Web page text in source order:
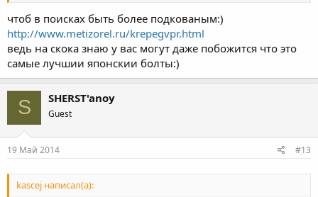
чтоб в поисках быть более подкованым:)
http://www.metizorel.ru/krepegvpr.html
ведь на скока знаю у вас могут даже побожится что это
самые лучшии японскии болты:)
S SHERST'anoy
Guest
19 Май 2014 #13
kascej написал(а):